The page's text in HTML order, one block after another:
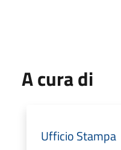
A cura di
Ufficio Stampa